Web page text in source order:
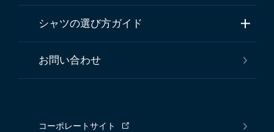
シャツの選び方ガイド
お問い合わせ
コーポレートサイト